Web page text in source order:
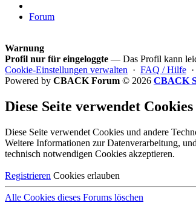
Forum
Warnung
Profil nur für eingeloggte — Das Profil kann
Cookie-Einstellungen verwalten · FAQ / Hilfe ·
Powered by CBACK Forum © 2026 CBACK
Diese Seite verwendet Cookies
Diese Seite verwendet Cookies und andere
Weitere Informationen zur Datenverarbeitung,
technisch notwendigen Cookies akzeptieren.
Registrieren Cookies erlauben
Alle Cookies dieses Forums löschen